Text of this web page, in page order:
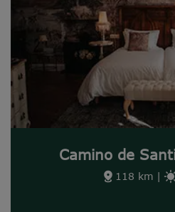
Camino de
118 km |